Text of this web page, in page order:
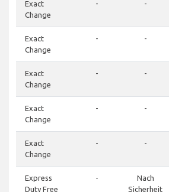
Exact
Change
- -
Exact
Change
- -
Exact
Change
- -
Exact
Change
- -
Exact
Change
- -
Express
Duty Free
-
Nach
Sicherheit